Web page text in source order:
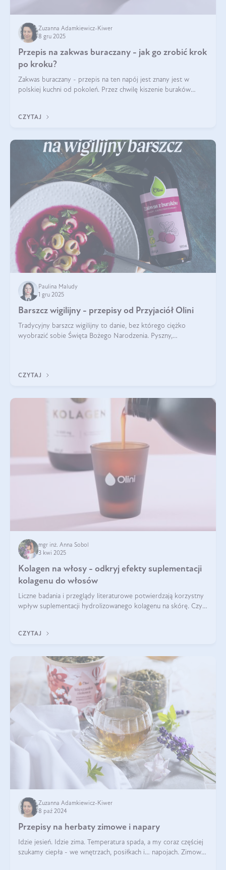
Zuzanna Adamkiewicz-Kiwer
8 gru 2025
Przepis na zakwas buraczany - jak go zrobić krok
po kroku?
Zakwas buraczany - przepis na ten napój jest znany jest w
polskiej kuchni od pokoleń. Przez chwilę kiszenie buraków
CZYTAJ
Paulina Maludy
1 gru 2025
Barszcz wigilijny - przepisy od Przyjaciół Olini
Tradycyjny barszcz wigilijny to danie, bez którego ciężko
wyobrazić sobie Święta Bożego Narodzenia. Pyszny,
CZYTAJ
mgr inż. Anna Sobol
3 kwi 2025
Kolagen na włosy - odkryj efekty suplementacji
kolagenu do włosów
Liczne badania i przeglądy literaturowe potwierdzają korzystny
wpływ suplementacji hydrolizowanego kolagenu na skórę. Czy
CZYTAJ
Zuzanna Adamkiewicz-Kiwer
8 paź 2024
Przepisy na herbaty zimowe i napary
Idzie jesień. Idzie zima. Temperatura spada, a my coraz częściej
szukamy ciepła - we wnętrzach, posiłkach i… napojach. Zimowe